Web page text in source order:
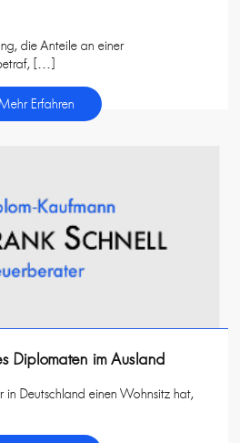
die Anteile an einer
[…]
Erfahren
Diplomaten im Ausland
in Deutschland einen Wohnsitz hat,